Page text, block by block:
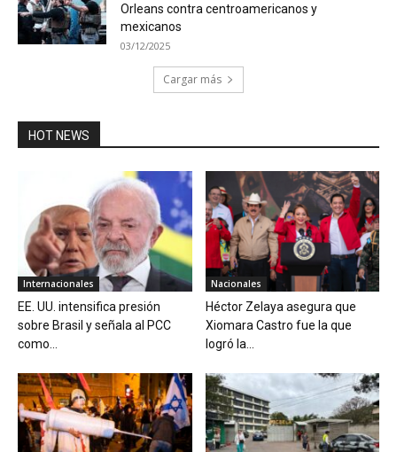
Orleans contra centroamericanos y
mexicanos
03/12/2025
Cargar más
HOT NEWS
Internacionales
EE. UU. intensifica presión
sobre Brasil y señala al PCC
como...
Nacionales
Héctor Zelaya asegura que
Xiomara Castro fue la que
logró la...